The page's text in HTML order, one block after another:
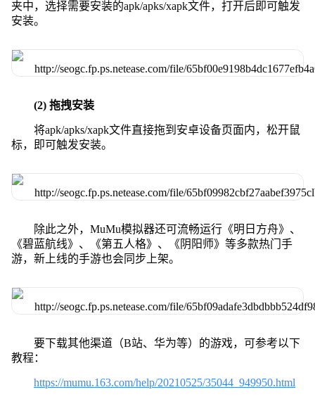
夹中，选择需要安装的apk/apks/xapk文件，打开后即可触发
安装。
(2) 拖拽安装
将apk/apks/xapk文件直接拖到安卓设备页面内，松开鼠
标，即可触发安装。
除此之外，MuMu模拟器还可流畅运行《明日方舟》、
《碧蓝航线》、《第五人格》、《阴阳师》等多款热门手
游，新上线的手游也会同步上架。
要下载其他渠道（B站、华为等）的游戏，可参考以下
教程：
https://mumu.163.com/help/20210525/35044_949950.html